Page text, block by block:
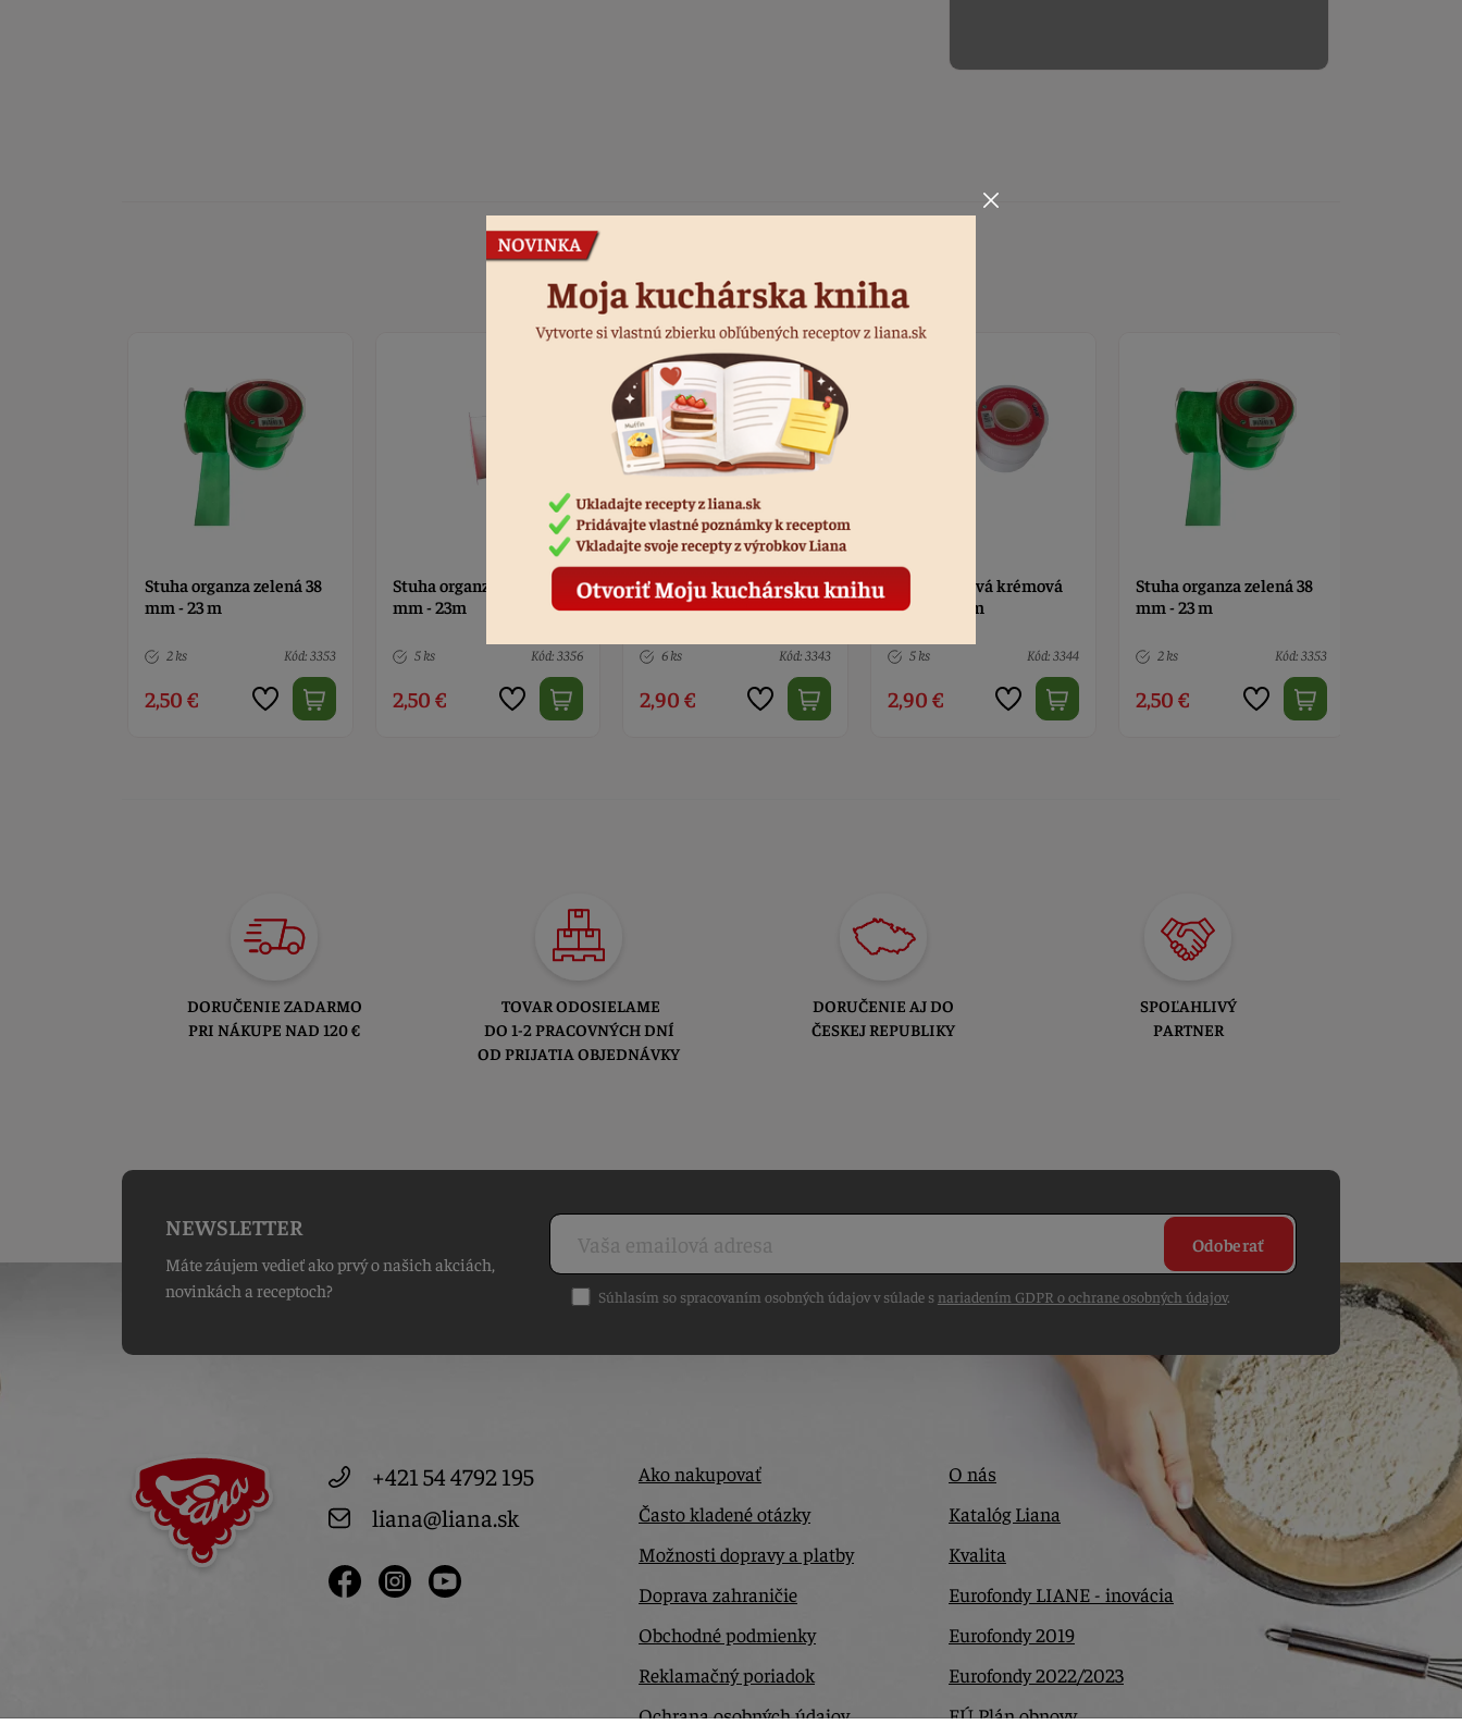
Stuha organza biela 38
mm - 23m
5 ks Kód: 3356
2,50 €
Stuha rypsová svetlo
modrá 38 mm - 18 m
6 ks Kód: 3343
2,90 €
Stuha rypsová krémová
38 mm - 18 m
5 ks Kód: 3344
2,90 €
Stuha organza zelená 38
mm - 23 m
2 ks Kód: 3353
2,50 €
Stuha organza biela 38
mm - 23m
5 ks Kód: 3356
2,50 €
DORUČENIE ZADARMO
PRI NÁKUPE NAD 120 €
TOVAR ODOSIELAME
DO 1-2 PRACOVNÝCH DNÍ
OD PRIJATIA OBJEDNÁVKY
DORUČENIE AJ DO
ČESKEJ REPUBLIKY
SPOĽAHLIVÝ
PARTNER
NEWSLETTER
Máte záujem vedieť ako prvý o našich akciách,
novinkách a receptoch?
Odoberať
Súhlasím so spracovaním osobných údajov v súlade snariadením GDPR o ochrane osobných údajov.
+421 54 4792 195
liana@liana.sk
Ako nakupovať
Často kladené otázky
Možnosti dopravy a platby
Doprava zahraničie
Obchodné podmienky
Reklamačný poriadok
Ochrana osobných údajov
O nás
Katalóg Liana
Kvalita
Eurofondy LIANE - inovácia
Eurofondy 2019
Eurofondy 2022/2023
EÚ Plán obnovy